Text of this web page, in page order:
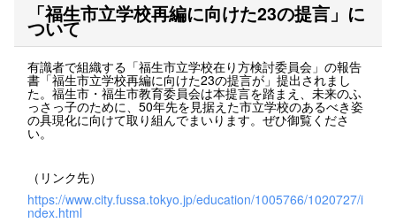
「福生市立学校再編に向けた23の提言」に
ついて
有識者で組織する「福生市立学校在り方検討委員会」の報告
書「福生市立学校再編に向けた23の提言が」提出されまし
た。福生市・福生市教育委員会は本提言を踏まえ、未来のふ
っさっ子のために、50年先を見据えた市立学校のあるべき姿
の具現化に向けて取り組んでまいります。ぜひ御覧くださ
い。
（リンク先）
https://www.city.fussa.tokyo.jp/education/1005766/1020727/i
ndex.html